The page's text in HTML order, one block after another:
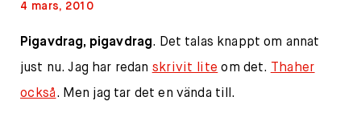
4 mars, 2010
Pigavdrag, pigavdrag. Det talas knappt om annat
just nu. Jag har redan skrivit lite om det.
Thaher
också. Men jag tar det en vända till.